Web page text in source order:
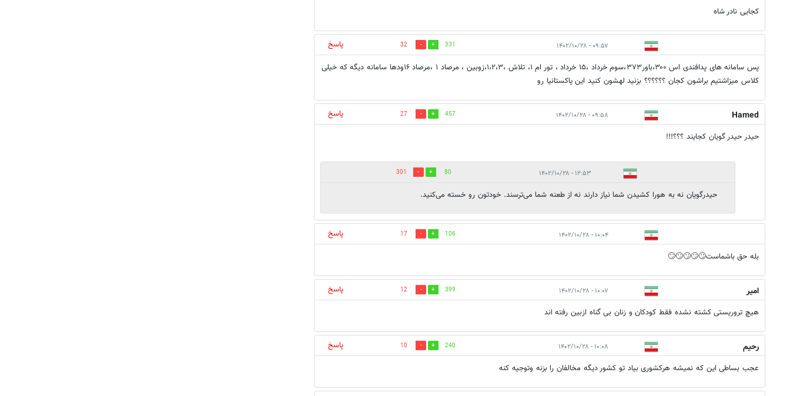
کجایی نادر شاه
۰۹:۵۷ - ۱۴۰۲/۱۰/۲۸ 331
32
پاسخ
پس سامانه های پدافندی اس ۳۰۰،باور۳۷۳،سوم خرداد ،۱۵ خرداد ، تور ام ۱، تلاش ،۱،۲،۳،زوبین ، مرصاد ۱ ،مرصاد ۱۶ودها سامانه دیگه که خیلی
کلاس میزاشتیم براشون کجان ؟؟؟؟؟؟ بزنید لهشون کنید این پاکستانیا رو
Hamed ۰۹:۵۸ - ۱۴۰۲/۱۰/۲۸ 457
27
پاسخ
حیدر حیدر گویان کجایند ؟؟؟!!!
۱۲:۵۳ - ۱۴۰۲/۱۰/۲۸ 80
301
حیدرگویان نه به هورا کشیدن شما نیاز دارند نه از طعنه شما می‌ترسند. خودتون رو خسته می‌کنید.
۱۰:۰۴ - ۱۴۰۲/۱۰/۲۸ 106
17
پاسخ
بله حق باشماست🙄🙄🙄🙄🙄
امیر ۱۰:۰۷ - ۱۴۰۲/۱۰/۲۸ 399
12
پاسخ
هیچ تروریستی کشته نشده فقط کودکان و زنان بی گناه ازبین رفته اند
رحیم ۱۰:۰۸ - ۱۴۰۲/۱۰/۲۸ 240
10
پاسخ
عجب بساطی این که نمیشه هرکشوری بیاد تو کشور دیگه مخالفان را بزنه وتوجیه کنه